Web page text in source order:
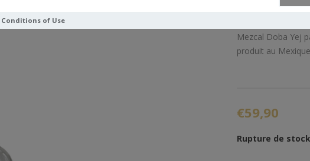
Conditions of Use
Mezcal Doba Yej
produit au
€59,90
Rupture de stock